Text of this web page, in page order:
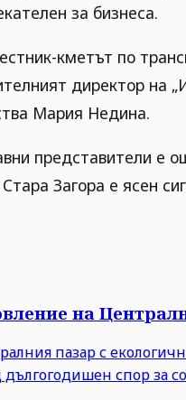
за бизнеса.
кметът по
директор на
Мария Недина.
представители е
Загора е ясен
на
пазар с
спор за